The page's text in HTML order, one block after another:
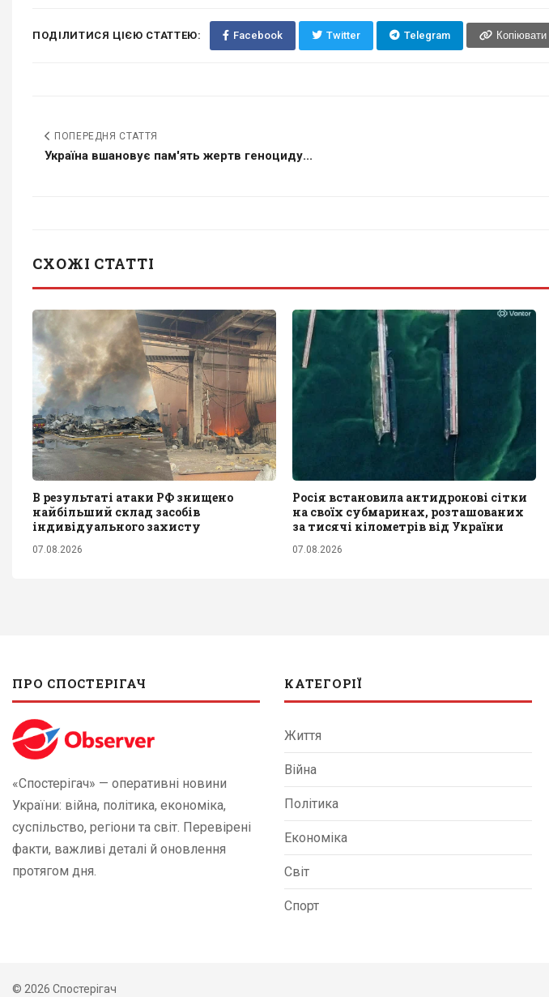
ПОДІЛИТИСЯ ЦІЄЮ СТАТТЕЮ: Facebook Twitter Telegram Копіювати
ПОПЕРЕДНЯ СТАТТЯ
Україна вшановує пам'ять жертв геноциду...
СХОЖІ СТАТТІ
В результаті атаки РФ знищено
найбільший склад засобів
індивідуального захисту
07.08.2026
Росія встановила антидронові сітки
на своїх субмаринах, розташованих
за тисячі кілометрів від України
07.08.2026
ПРО СПОСТЕРІГАЧ
«Спостерігач» — оперативні новини
України: війна, політика, економіка,
суспільство, регіони та світ. Перевірені
факти, важливі деталі й оновлення
протягом дня.
КАТЕГОРІЇ
Життя
Війна
Політика
Економіка
Світ
Спорт
© 2026 Спостерігач